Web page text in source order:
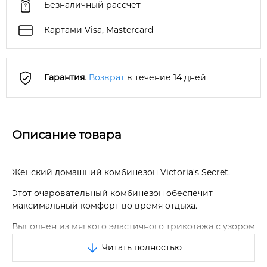
Безналичный рассчет
Картами Visa, Mastercard
Гарантия. Возврат в течение 14 дней
Описание товара
Женский домашний комбинезон Victoria's Secret.
Этот очаровательный комбинезон обеспечит
максимальный комфорт во время отдыха.
Выполнен из мягкого эластичного трикотажа с узором
Круглый вырез горловины.
Читать полностью